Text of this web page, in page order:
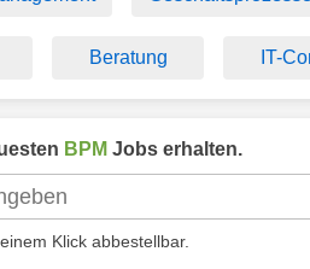
Beratung IT-
BPM Jobs erhalten.
Klick abbestellbar.